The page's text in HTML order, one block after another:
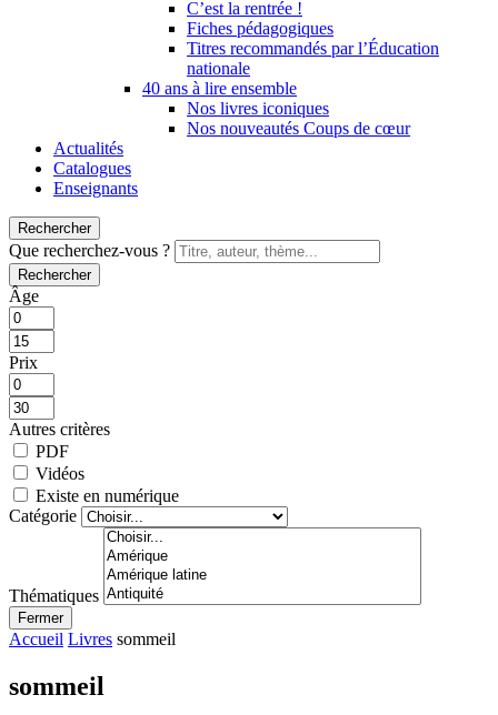
C’est la rentrée !
Fiches pédagogiques
Titres recommandés par l’Éducation
nationale
40 ans à lire ensemble
Nos livres iconiques
Nos nouveautés Coups de cœur
Actualités
Catalogues
Enseignants
Rechercher
Que recherchez-vous ?
Rechercher
Âge
Prix
Autres critères
PDF
Vidéos
Existe en numérique
Catégorie
Thématiques
Fermer
Accueil Livres sommeil
sommeil